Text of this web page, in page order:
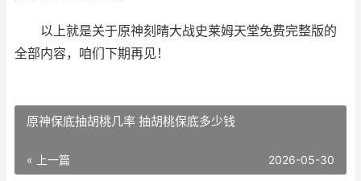
以上就是关于原神刻晴大战史莱姆天堂免费完整版的
全部内容，咱们下期再见！
原神保底抽胡桃几率 抽胡桃保底多少钱
« 上一篇 2026-05-30